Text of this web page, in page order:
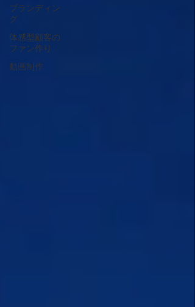
ブランディン
グ
体感型顧客の
ファン作り
動画制作